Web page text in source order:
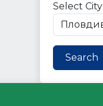
Select City
Search